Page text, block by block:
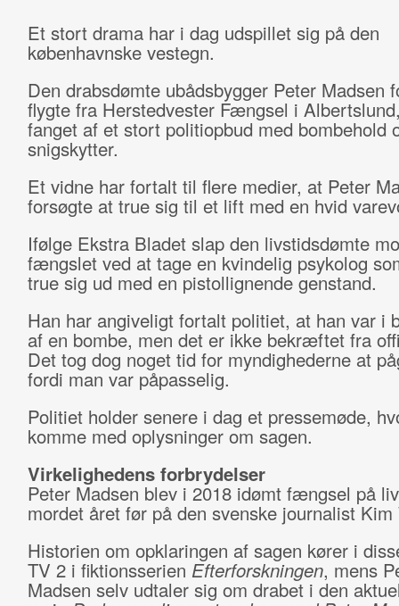
Et stort drama har i dag udspillet sig på den
københavnske vestegn.
Den drabsdømte ubådsbygger Peter Madsen
flygte fra Herstedvester Fængsel i
fanget af et stort politiopbud med bombehold
snigskytter.
Et vidne har fortalt til flere medier, at Peter
forsøgte at true sig til et lift med en hvid
Ifølge Ekstra Bladet slap den livstidsdømte
fængslet ved at tage en kvindelig psykolog
true sig ud med en pistollignende genstand.
Han har angiveligt fortalt politiet, at han var i
af en bombe, men det er ikke bekræftet fra
Det tog dog noget tid for myndighederne at
fordi man var påpasselig.
Politiet holder senere i dag et pressemøde,
komme med oplysninger om sagen.
Virkelighedens forbrydelser
Peter Madsen blev i 2018 idømt fængsel på
mordet året før på den svenske journalist Kim
Historien om opklaringen af sagen kører i
TV 2 i fiktionsserien Efterforskningen, mens
Madsen selv udtaler sig om drabet i den